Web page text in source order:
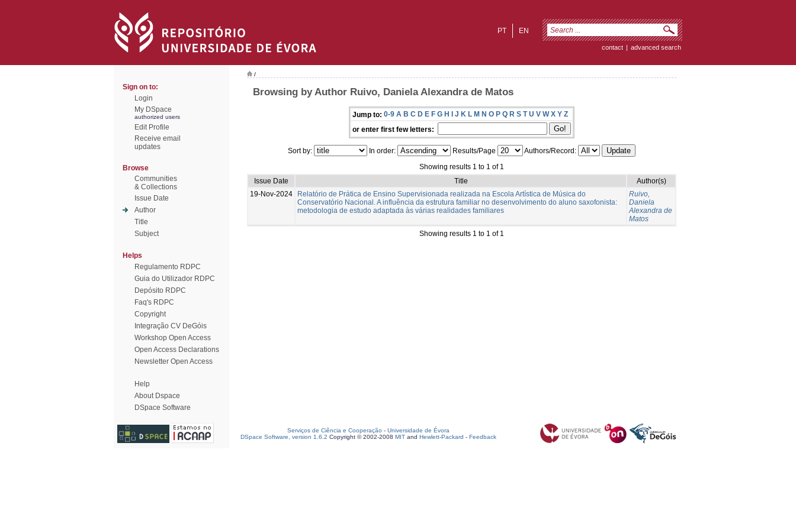
EN
PT
contact | advanced search
Sign on to:
Login
My DSpace
authorized users
Edit Profile
Receive email
updates
Browse
Communities
& Collections
Issue Date
Author
Title
Subject
Helps
Regulamento RDPC
Guia do Utilizador RDPC
Depósito RDPC
Faq's RDPC
Copyright
Integração CV DeGóis
Workshop Open Access
Open Access Declarations
Newsletter Open Access
Help
About Dspace
DSpace Software
/
Browsing by Author Ruivo, Daniela Alexandra de Matos
Jump to: 0-9 A B C D E F G H I J K L M N O P Q R S T U V W X Y Z
or enter first few letters:
Sort by: In order: Results/Page
Authors/Record:
Showing results 1 to 1 of 1
Issue Date
Title
Author(s)
19-Nov-2024
Relatório de Prática de Ensino Supervisionada realizada na Escola Artística de Música do
Conservatório Nacional. A influência da estrutura familiar no desenvolvimento do aluno saxofonista:
metodologia de estudo adaptada às várias realidades familiares
Ruivo,
Daniela
Alexandra de
Matos
Showing results 1 to 1 of 1
Serviços de Ciência e Cooperação - Universidade de Évora
DSpace Software, version 1.6.2 Copyright © 2002-2008 MIT and Hewlett-Packard - Feedback